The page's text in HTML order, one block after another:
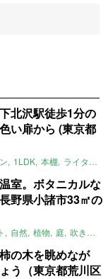
北沢駅徒歩1分の
い扉から (東京都
1LDK 本棚 ライター：ほしりょうこ
室。ボタニカルな
野県小諸市33㎡の
自然 植物 庭 吹き抜け
の木を眺めなが
う（東京都荒川区